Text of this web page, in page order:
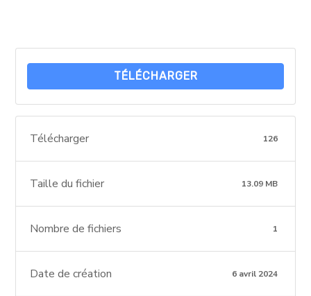
TÉLÉCHARGER
Télécharger 126
Taille du fichier 13.09 MB
Nombre de fichiers 1
Date de création 6 avril 2024